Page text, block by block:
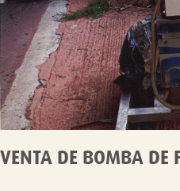
VENTA DE BOMBA DE